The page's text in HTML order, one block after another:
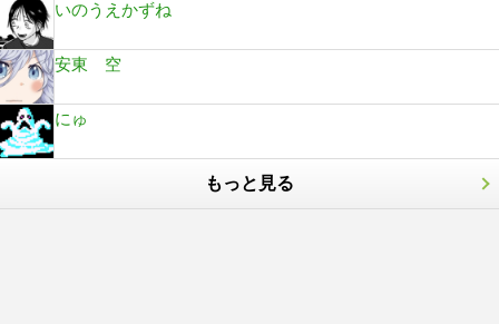
いのうえかずね
安東 空
にゅ
もっと見る